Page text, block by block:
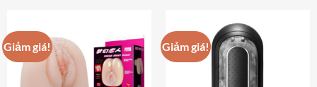
Giảm giá! Giảm giá!